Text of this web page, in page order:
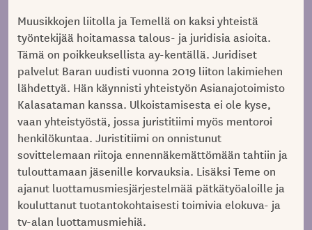
Muusikkojen liitolla ja Temellä on kaksi yhteistä
työntekijää hoitamassa talous- ja juridisia asioita.
Tämä on poikkeuksellista ay-kentällä. Juridiset
palvelut Baran uudisti vuonna 2019 liiton lakimiehen
lähdettyä. Hän käynnisti yhteistyön Asianajotoimisto
Kalasataman kanssa. Ulkoistamisesta ei ole kyse,
vaan yhteistyöstä, jossa juristitiimi myös mentoroi
henkilökuntaa. Juristitiimi on onnistunut
sovittelemaan riitoja ennennäkemättömään tahtiin ja
tulouttamaan jäsenille korvauksia. Lisäksi Teme on
ajanut luottamusmiesjärjestelmää pätkätyöaloille ja
kouluttanut tuotantokohtaisesti toimivia elokuva- ja
tv-alan luottamusmiehiä.